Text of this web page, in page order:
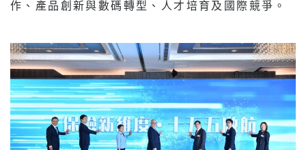
作、產品創新與數碼轉型、人才培育及國際競爭。